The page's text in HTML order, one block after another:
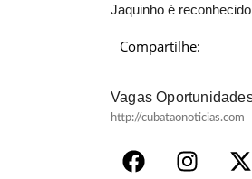
Jaquinho é
Compartilhe:
Vagas
http://cubataonoticias.com